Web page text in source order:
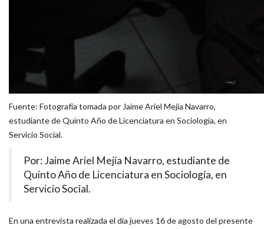
Fuente: Fotografía tomada por Jaime Ariel Mejía Navarro,
estudiante de Quinto Año de Licenciatura en Sociología, en
Servicio Social.
Por: Jaime Ariel Mejía Navarro, estudiante de
Quinto Año de Licenciatura en Sociología, en
Servicio Social.
En una entrevista realizada el día jueves 16 de agosto del presente